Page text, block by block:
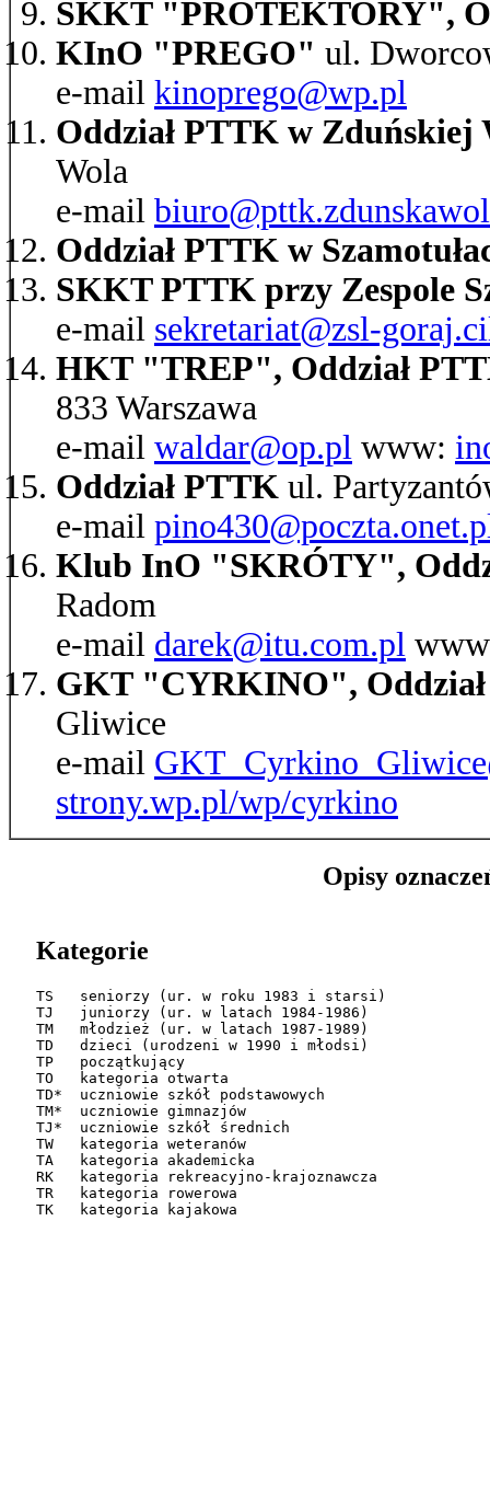
SKKT "PROTEKTORY",
KInO "PREGO" ul.
e-mail kinoprego@wp.pl
Oddział PTTK w Zduńskiej
Wola
e-mail
Oddział PTTK w
SKKT PTTK przy Zespole
e-mail sekretariat@zsl-
HKT "TREP", Oddział
833 Warszawa
e-mail waldar@op.pl www:
Oddział PTTK ul.
e-mail
Klub InO "SKRÓTY",
Radom
e-mail darek@itu.com.pl
GKT "CYRKINO",
Gliwice
e-mail
strony.wp.pl/wp/cyrkino
Opisy
Kategorie
TS   seniorzy (ur. w roku 1983 i starsi)
TJ   juniorzy (ur. w latach 1984-1986)
TM   młodzież (ur. w latach 1987-1989)
TD   dzieci (urodzeni w 1990 i młodsi)
TP   początkujący
TO   kategoria otwarta
TD*  uczniowie szkół podstawowych
TM*  uczniowie gimnazjów
TJ*  uczniowie szkół średnich
TW   kategoria weteranów
TA   kategoria akademicka
RK   kategoria rekreacyjno-krajoznawcza
TR   kategoria rowerowa